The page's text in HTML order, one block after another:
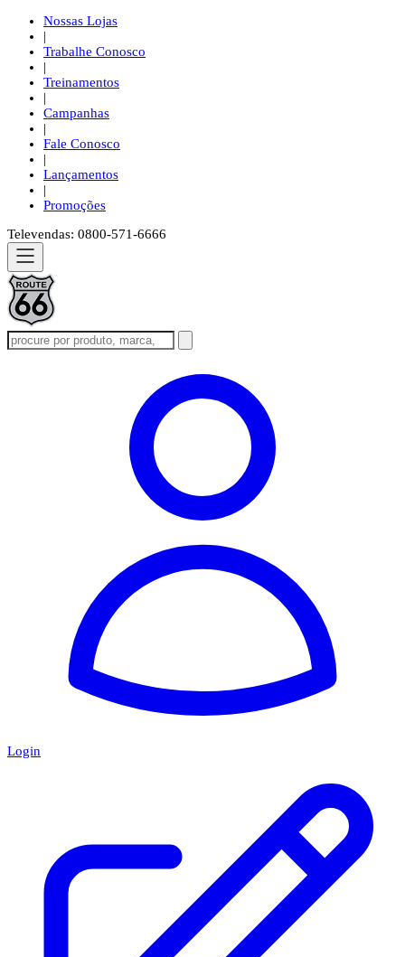
Nossas Lojas
|
Trabalhe Conosco
|
Treinamentos
|
Campanhas
|
Fale Conosco
|
Lançamentos
|
Promoções
Televendas: 0800-571-6666
Login